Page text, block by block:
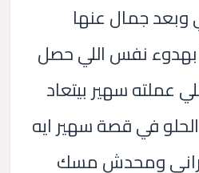
وبعد جمال عنها
نفس اللي حصل
عملته سهير بيتعاد
في قصة سهير ايه
ومحدش مسك